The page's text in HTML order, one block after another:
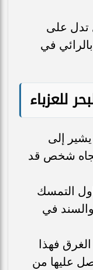
تدل على
في
للعزباء
يشير إلى
شخص قد
التمسك
في
الغرق فهذا
عليها من